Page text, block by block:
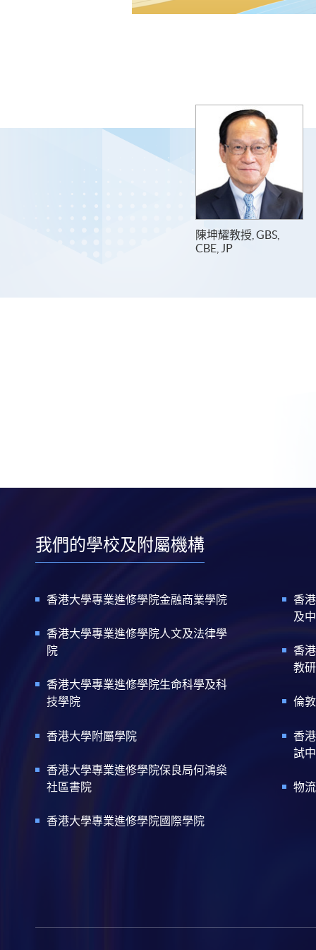
陳坤耀教授, GBS,
CBE, JP
我們的學校及附屬機構
香港大學專業進修學院金融商業學院
香港大學專業進修學院人文及法律學
院
香港大學專業進修學院生命科學及科
技學院
香港大學附屬學院
香港大學專業進修學院保良局何鴻燊
社區書院
香港大學專業進修學院國際學院
香
及
香
教
倫
香
試
物